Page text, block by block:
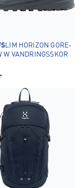
LIM HORIZON GORE-
W VANDRINGSSKOR